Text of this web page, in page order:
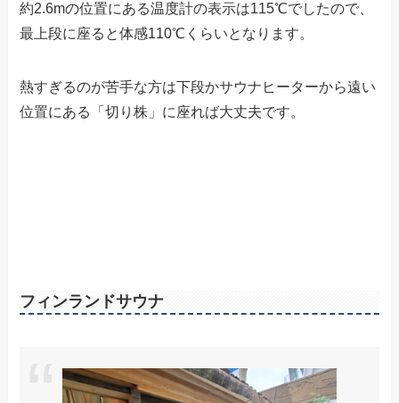
約2.6mの位置にある温度計の表示は115℃でしたので、
最上段に座ると体感110℃くらいとなります。
熱すぎるのが苦手な方は下段かサウナヒーターから遠い
位置にある「切り株」に座れば大丈夫です。
フィンランドサウナ